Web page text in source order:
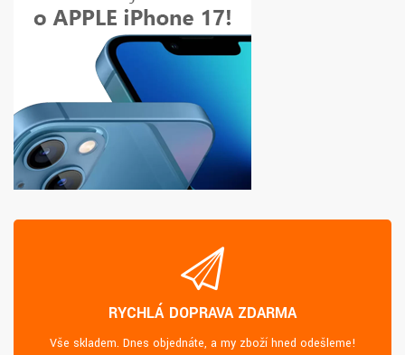
RYCHLÁ DOPRAVA ZDARMA
Vše skladem. Dnes objednáte, a my zboží hned odešleme!